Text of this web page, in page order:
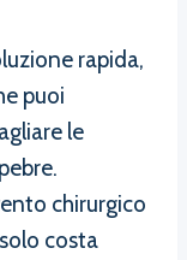
rapida,
puoi
le
chirurgico
costa